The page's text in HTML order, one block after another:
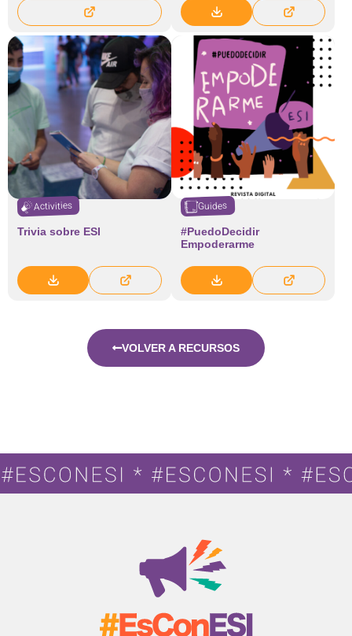
Activities
Trivia sobre ESI
Guides
#PuedoDecidir
Empoderarme
VOLVER A RECURSOS